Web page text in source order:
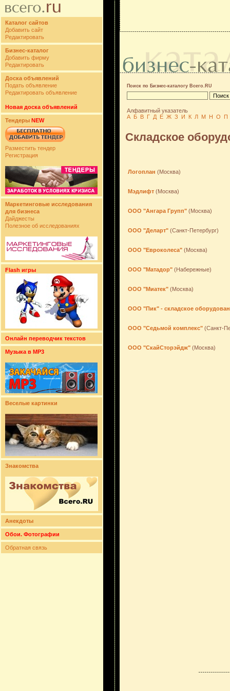
Каталог сайтов
Добавить сайт
Редактировать
Бизнес-каталог
Добавить фирму
Редактировать
Доска объявлений
Подать объявление
Редактировать объявление
Новая доска объявлений
Тендеры NEW
Разместить тендер
Регистрация
Маркетинговые исследования
для бизнеса
Дайджесты
Полезное об исследованиях
Flash игры
Онлайн переводчик текстов
Музыка в MP3
Веселые картинки
Знакомства
Анекдоты
Обои. Фотографии
Обратная связь
Поиск по Бизнес-каталогу Всего.RU
Алфавитный указатель
А Б В Г Д Е Ж З И К Л М Н О П
Складское
Логоплан (Москва)
Мэдлифт (Москва)
ООО "Ангара Групп" (Москва)
ООО "Деларт" (Санкт-Петербург)
ООО "Евроколеса" (Москва)
ООО "Матадор" (Набережные)
ООО "Миатек" (Москва)
ООО "Пик" - складское
ООО "Седьмой комплекс" (Санкт-
ООО "СкайСторэйдж" (Москва)